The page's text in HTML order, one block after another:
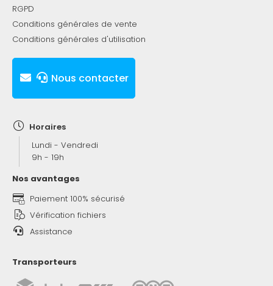
RGPD
Conditions générales de vente
Conditions générales d'utilisation
Nous contacter
Horaires
Lundi - Vendredi
9h - 19h
Nos avantages
Paiement 100% sécurisé
Vérification fichiers
Assistance
Transporteurs